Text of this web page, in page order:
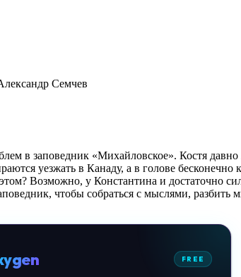
Семчев
в заповедник «Михайловское». Костя
уезжать в Канаду, а в голове
Возможно, у Константина и достаточно
чтобы собраться с мыслями,
FREE